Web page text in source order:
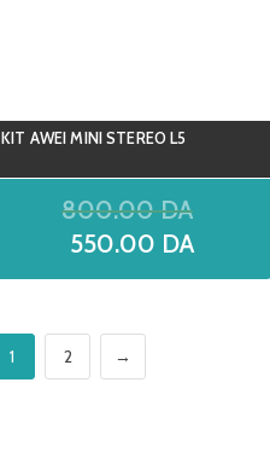
KIT AWEI MINI STEREO L5
800.00DA
550.00 DA
1 2 →